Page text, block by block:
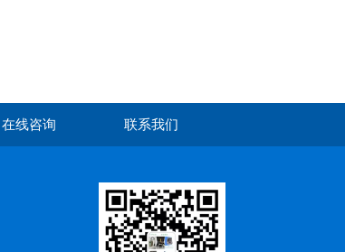
在线咨询 联系我们